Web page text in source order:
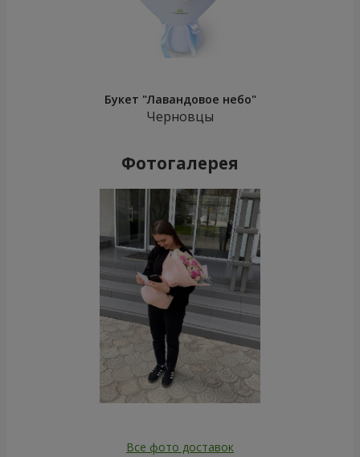
Букет "Лавандовое небо"
Черновцы
Фотогалерея
Все фото доставок